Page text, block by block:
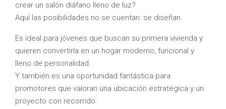
crear un salón diáfano lleno de luz?
Aquí las posibilidades no se cuentan: se diseñan.
Es ideal para jóvenes que buscan su primera vivienda y
quieren convertirla en un hogar moderno, funcional y
lleno de personalidad.
Y también es una oportunidad fantástica para
promotores que valoran una ubicación estratégica y un
proyecto con recorrido.